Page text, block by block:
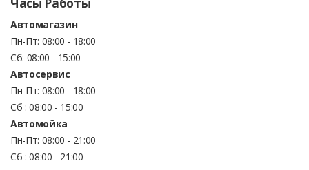
Автомагазин
Пн-Пт: 08:00 - 18:00
Сб: 08:00 - 15:00
Автосервис
Пн-Пт: 08:00 - 18:00
Сб : 08:00 - 15:00
Автомойка
Пн-Пт: 08:00 - 21:00
Сб : 08:00 - 21:00